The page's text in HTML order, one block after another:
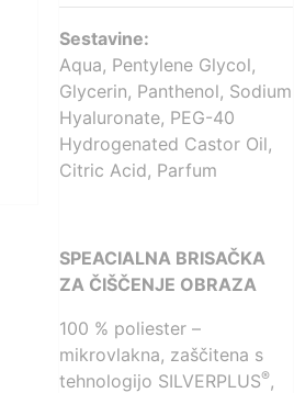
Sestavine:
Aqua, Pentylene Glycol,
Glycerin, Panthenol, Sodium
Hyaluronate, PEG-40
Hydrogenated Castor Oil,
Citric Acid, Parfum
SPEACIALNA BRISAČKA
ZA ČIŠČENJE OBRAZA
100 % poliester –
mikrovlakna, zaščitena s
tehnologijo SILVERPLUS®,